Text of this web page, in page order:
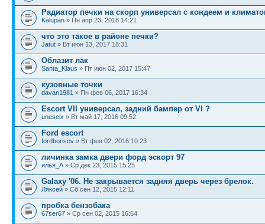
Радиатор печки на скорп универсал с кондеем и
Kalupan » Пн апр 23, 2018 14:21
что это такое в районе печки?
Jatut » Вт июн 13, 2017 18:31
Облазит лак
Santa_Klaus » Пт июн 02, 2017 15:47
кузовные точки
davan1981 » Пн фев 06, 2017 16:34
Escort VII универсал, задний бампер от VI ?
unescix » Вт май 17, 2016 09:52
Ford escort
fordborisov » Вт фев 02, 2016 10:23
личинка замка двери форд эскорт 97
илья_А » Ср дек 23, 2015 15:25
Galaxy '06. Не закрывается задняя дверь через брелок.
Ляксей » Сб сен 12, 2015 12:11
пробка бензобака
67ser67 » Ср сен 02, 2015 16:54